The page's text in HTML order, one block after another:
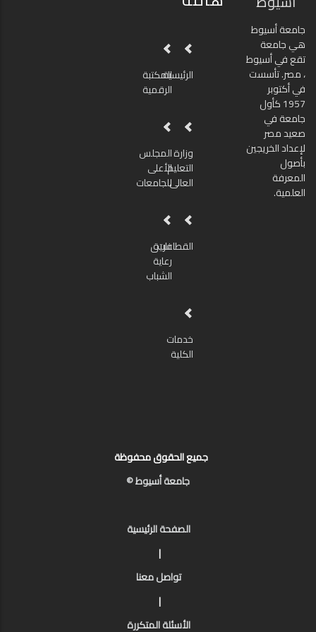
جامعة أسيوط
هي جامعة
تقع في أسيوط
، مصر. تأسست
في أكتوبر
1957 كأول
جامعة في
صعيد مصر
لإعداد الخريجين
بأصول
المعرفة
العلمية.
الرئيسيةالمكتبة
الرقمية
وزارة
التعليم
العالى
المجلس
الأعلى
للجامعات
القطاعات
فريق
رعاية
الشباب
خدمات
الكلية
جميع الحقوق محفوظة
جامعة أسيوط ©
الصفحة الرئيسية
|
تواصل معنا
|
الأسئلة المتكررة